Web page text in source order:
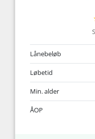
Lånebeløb
Løbetid
Min. alder
ÅOP